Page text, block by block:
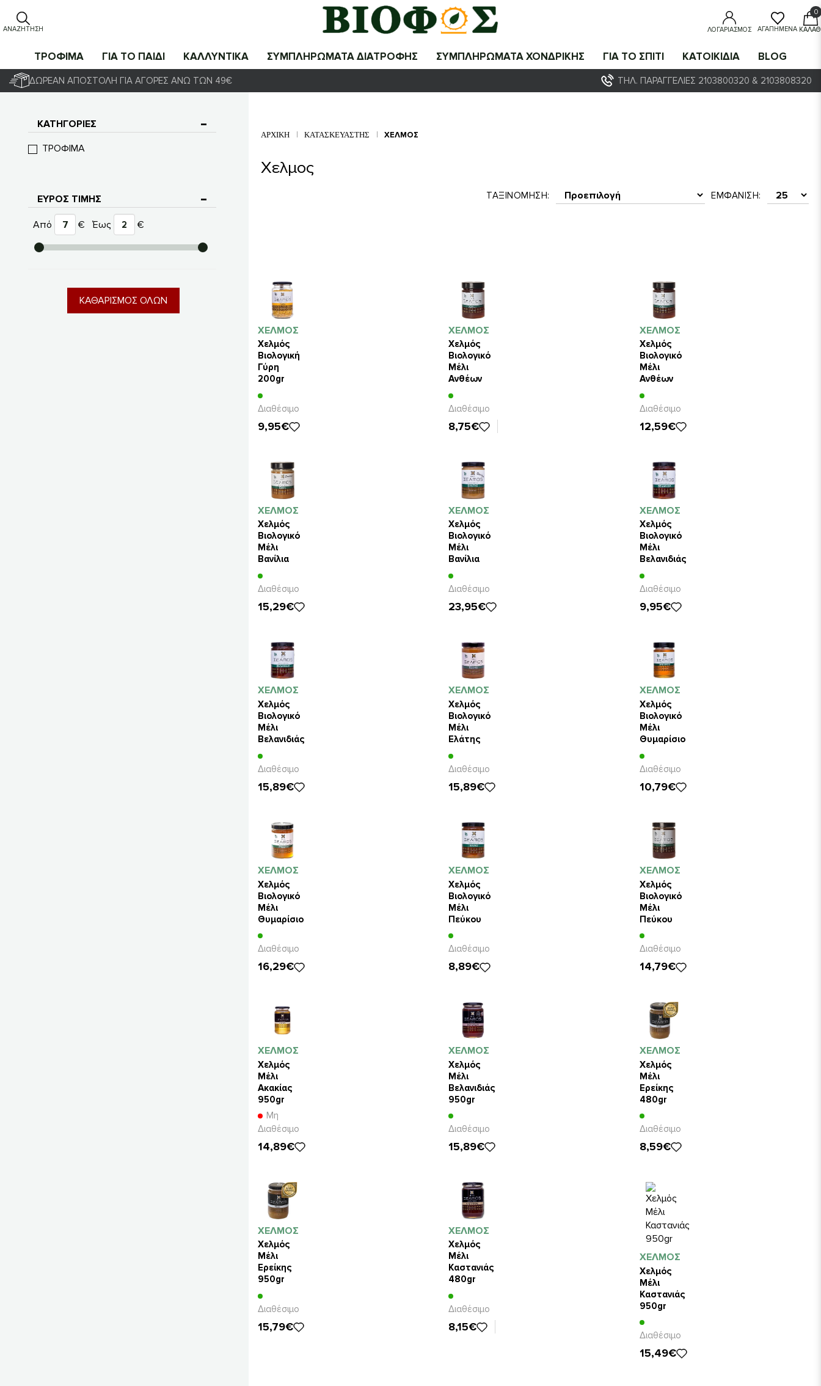
ΑΝΑΖΉΤΗΣΗ ΛΟΓΑΡΙΑΣΜΌΣ ΑΓΑΠΗΜΈΝΑ
0
ΤΡΟΦΙΜΑ ΓΙΑ ΤΟ ΠΑΙΔΙ ΚΑΛΛΥΝΤΙΚΑ ΣΥΜΠΛΗΡΩΜΑΤΑ ΔΙΑΤΡΟΦΗΣ ΣΥΜΠΛΗΡΩΜΑΤΑ ΧΟΝΔΡΙΚΗΣ ΓΙΑ ΤΟ ΣΠΙΤΙ ΚΑΤΟΙΚΙΔΙΑ BLOG
ΔΩΡΕΆΝ ΑΠΟΣΤΟΛΉ ΓΙΑ ΑΓΟΡΈΣ ΆΝΩ ΤΩΝ 49€ ΤΗΛ. ΠΑΡΑΓΓΕΛΊΕΣ 2103800320 & 2103808320
ΚΑΤΗΓΟΡΊΕΣ
ΤΡΟΦΙΜΑ
ΕΎΡΟΣ ΤΙΜΉΣ
Από € Έως €
ΚΑΘΑΡΙΣΜΟΣ ΟΛΩΝ
ΑΡΧΙΚΉ ΚΑΤΑΣΚΕΥΑΣΤΉΣ ΧΕΛΜΟΣ
Χελμος
ΤΑΞΙΝΌΜΗΣΗ: ΕΜΦΆΝΙΣΗ:
ΧΕΛΜΟΣ
Χελμός
Βιολογική
Γύρη
200gr
Διαθέσιμο
9,95€
ΧΕΛΜΟΣ
Χελμός
Βιολογικό
Μέλι
Ανθέων
Διαθέσιμο
8,75€
ΧΕΛΜΟΣ
Χελμός
Βιολογικό
Μέλι
Ανθέων
Διαθέσιμο
12,59€
ΧΕΛΜΟΣ
Χελμός
Βιολογικό
Μέλι
Βανίλια
450gr
Διαθέσιμο
15,29€
ΧΕΛΜΟΣ
Χελμός
Βιολογικό
Μέλι
Βανίλια
800gr
Διαθέσιμο
23,95€
ΧΕΛΜΟΣ
Χελμός
Βιολογικό
Μέλι
Βελανιδιάς
Διαθέσιμο
9,95€
ΧΕΛΜΟΣ
Χελμός
Βιολογικό
Μέλι
Βελανιδιάς
Διαθέσιμο
15,89€
ΧΕΛΜΟΣ
Χελμός
Βιολογικό
Μέλι
Ελάτης
Διαθέσιμο
15,89€
ΧΕΛΜΟΣ
Χελμός
Βιολογικό
Μέλι
Θυμαρίσιο
Διαθέσιμο
10,79€
ΧΕΛΜΟΣ
Χελμός
Βιολογικό
Μέλι
Θυμαρίσιο
800gr
Διαθέσιμο
16,29€
ΧΕΛΜΟΣ
Χελμός
Βιολογικό
Μέλι
Πεύκου
480gr
Διαθέσιμο
8,89€
ΧΕΛΜΟΣ
Χελμός
Βιολογικό
Μέλι
Πεύκου
800gr
Διαθέσιμο
14,79€
ΧΕΛΜΟΣ
Χελμός
Μέλι
Ακακίας
950gr
Μη
Διαθέσιμο
14,89€
ΧΕΛΜΟΣ
Χελμός
Μέλι
Βελανιδιάς
950gr
Διαθέσιμο
15,89€
ΧΕΛΜΟΣ
Χελμός
Μέλι
Ερείκης
480gr
Διαθέσιμο
8,59€
ΧΕΛΜΟΣ
Χελμός
Μέλι
Ερείκης
950gr
Διαθέσιμο
15,79€
ΧΕΛΜΟΣ
Χελμός
Μέλι
Καστανιάς
480gr
Διαθέσιμο
8,15€
ΧΕΛΜΟΣ
Χελμός
Μέλι
Καστανιάς
950gr
Διαθέσιμο
15,49€